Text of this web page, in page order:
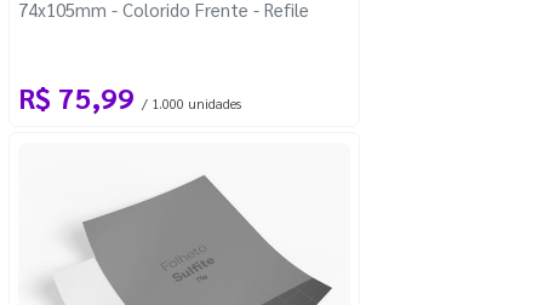
74x105mm - Colorido Frente - Refile
R$ 75,99 / 1.000 unidades